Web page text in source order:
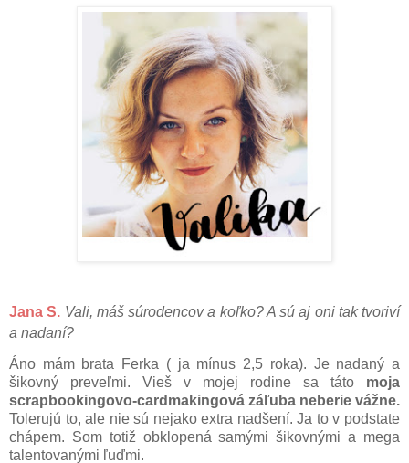
Jana S. Vali, máš súrodencov a koľko? A sú aj oni tak tvoriví
a nadaní?
Áno mám brata Ferka ( ja mínus 2,5 roka). Je nadaný a
šikovný preveľmi. Vieš v mojej rodine sa táto moja
scrapbookingovo-cardmakingová záľuba neberie vážne.
Tolerujú to, ale nie sú nejako extra nadšení. Ja to v podstate
chápem. Som totiž obklopená samými šikovnými a mega
talentovanými ľuďmi.